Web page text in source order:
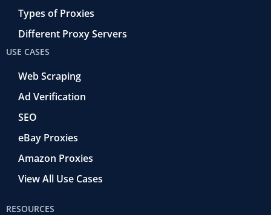
Types of Proxies
Different Proxy Servers
USE CASES
Web Scraping
Ad Verification
SEO
eBay Proxies
Amazon Proxies
View All Use Cases
RESOURCES